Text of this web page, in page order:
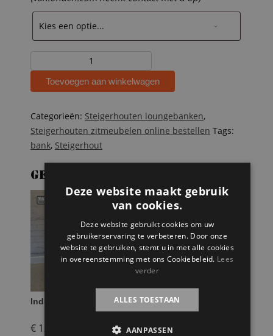
zitbank
Lonneke
Toevoegen aan winkelwagen
Categorieën: Steigerhouten loungebanken,
Steigerhouten zitmeubelen online bestellen Tags:
bank, Steigerhout
Gerelateerde producten
Industriële kruk Kick
€ 129,95
Steigerhouten terras
gevelbank Dirk Jan
€439,95
Deze website maakt gebruik
van cookies.
Deze website gebruikt cookies om uw
gebruikerservaring te verbeteren. Door onze
website te gebruiken, stemt u in met alle cookies
in overeenstemming met ons Cookiebeleid. Lees
verder
ALLES TOESTAAN
AANPASSEN